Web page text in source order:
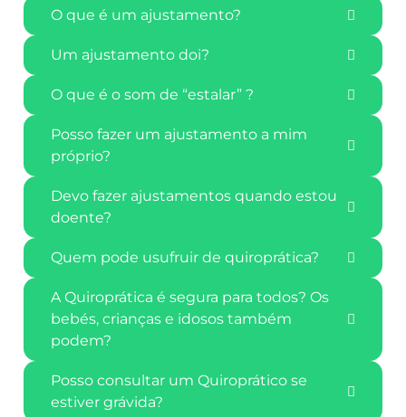
O que é um ajustamento?
Um ajustamento doi?
O que é o som de “estalar” ?
Posso fazer um ajustamento a mim
próprio?
Devo fazer ajustamentos quando estou
doente?
Quem pode usufruir de quiroprática?
A Quiroprática é segura para todos? Os
bebés, crianças e idosos também
podem?
Posso consultar um Quiroprático se
estiver grávida?